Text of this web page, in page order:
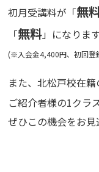
初月受講料が「無
「無料」になります
(※入会金4,400円、初回登
また、北松戸校在
ご紹介者様の1クラ
ぜひこの機会をお見